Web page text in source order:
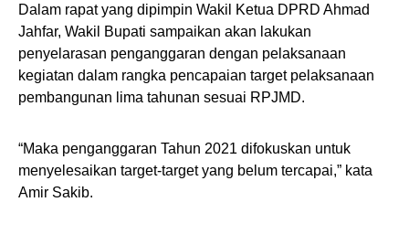
Dalam rapat yang dipimpin Wakil Ketua DPRD Ahmad
Jahfar, Wakil Bupati sampaikan akan lakukan
penyelarasan penganggaran dengan pelaksanaan
kegiatan dalam rangka pencapaian target pelaksanaan
pembangunan lima tahunan sesuai RPJMD.
“Maka penganggaran Tahun 2021 difokuskan untuk
menyelesaikan target-target yang belum tercapai,” kata
Amir Sakib.